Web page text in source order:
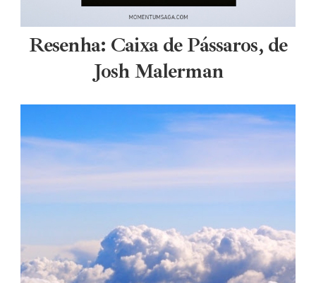
Resenha: Caixa de Pássaros, de
Josh Malerman